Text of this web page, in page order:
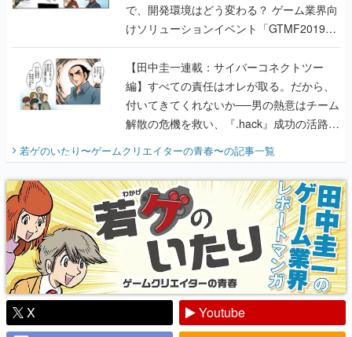
で、開発環境はどう変わる？ ゲーム業界向
けソリューションイベント「GTMF2019」
に行って、より理解を深めよう【PR】
【田中圭一連載：サイバーコネクトツー
編】すべての責任はオレが取る。だから、
付いてきてくれないか──男の熱意はチーム
解散の危機を救い、『.hack』成功の活路を
開く。業界の快男児・松山 洋に流れる血は
『少年ジャンプ』色だった【若ゲのいた
り】
若ゲのいたり〜ゲームクリエイターの青春〜の記事一覧
X
Youtube